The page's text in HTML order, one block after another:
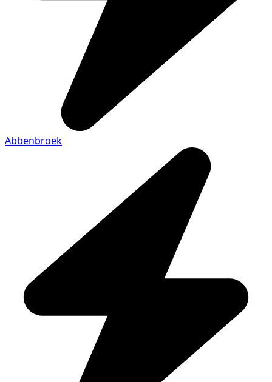
Abbenbroek